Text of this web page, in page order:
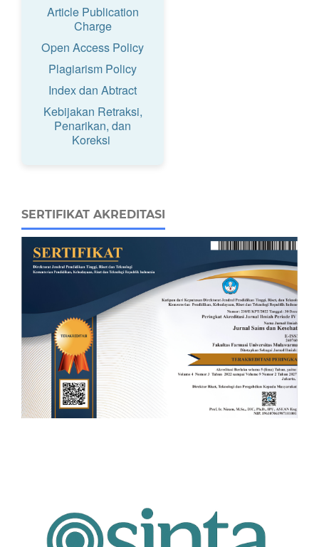
Article Publication
Charge
Open Access Policy
Plagiarism Policy
Index dan Abtract
Kebijakan Retraksi,
Penarikan, dan
Koreksi
SERTIFIKAT AKREDITASI